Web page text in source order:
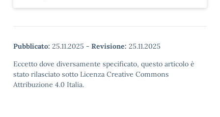
Pubblicato: 25.11.2025 - Revisione: 25.11.2025
Eccetto dove diversamente specificato, questo articolo è
stato rilasciato sotto Licenza Creative Commons
Attribuzione 4.0 Italia.